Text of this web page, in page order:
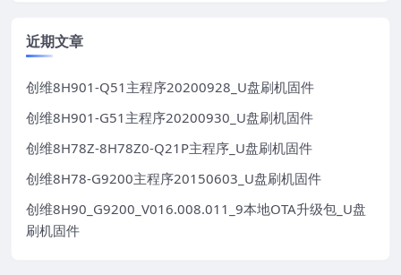
近期文章
创维8H901-Q51主程序20200928_U盘刷机固件
创维8H901-G51主程序20200930_U盘刷机固件
创维8H78Z-8H78Z0-Q21P主程序_U盘刷机固件
创维8H78-G9200主程序20150603_U盘刷机固件
创维8H90_G9200_V016.008.011_9本地OTA升级包_U盘
刷机固件